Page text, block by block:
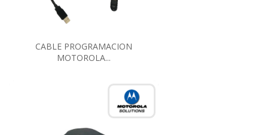
CABLE PROGRAMACION
MOTOROLA...